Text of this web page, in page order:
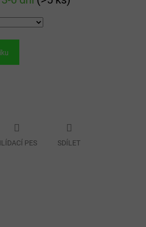
PES SDÍLET